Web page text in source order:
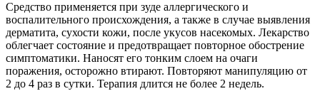
Средство применяется при зуде аллергического и
воспалительного происхождения, а также в случае выявления
дерматита, сухости кожи, после укусов насекомых. Лекарство
облегчает состояние и предотвращает повторное обострение
симптоматики. Наносят его тонким слоем на очаги
поражения, осторожно втирают. Повторяют манипуляцию от
2 до 4 раз в сутки. Терапия длится не более 2 недель.